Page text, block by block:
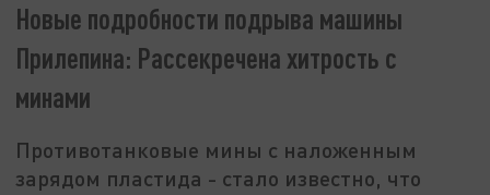
Новые подробности подрыва машины
Прилепина: Рассекречена хитрость с
минами
Противотанковые мины с наложенным
зарядом пластида - стало известно, что